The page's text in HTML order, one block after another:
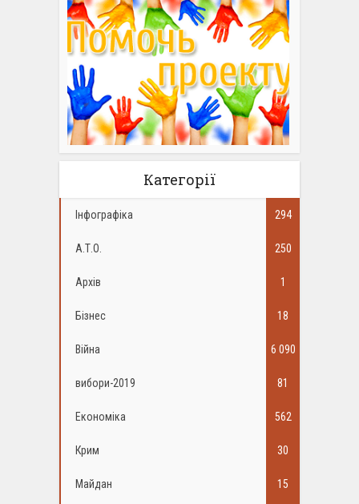
Категорії
Інфографіка 294
А.Т.О. 250
Архів 1
Бізнес 18
Війна 6 090
вибори-2019 81
Економіка 562
Крим 30
Майдан 15